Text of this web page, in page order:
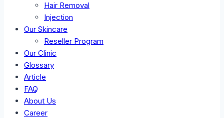
Hair Removal
Injection
Our Skincare
Reseller Program
Our Clinic
Glossary
Article
FAQ
About Us
Career